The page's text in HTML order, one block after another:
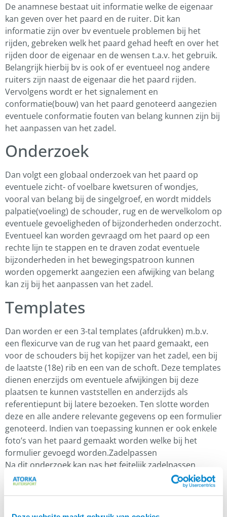
De anamnese bestaat uit informatie welke de eigenaar
kan geven over het paard en de ruiter. Dit kan
informatie zijn over bv eventuele problemen bij het
rijden, gebreken welk het paard gehad heeft en over het
rijden door de eigenaar en de wensen t.a.v. het gebruik.
Belangrijk hierbij bv is ook of er eventueel nog andere
ruiters zijn naast de eigenaar die het paard rijden.
Vervolgens wordt er het signalement en
conformatie(bouw) van het paard genoteerd aangezien
eventuele conformatie fouten van belang kunnen zijn bij
het aanpassen van het zadel.
Onderzoek
Dan volgt een globaal onderzoek van het paard op
eventuele zicht- of voelbare kwetsuren of wondjes,
vooral van belang bij de singelgroef, en wordt middels
palpatie(voeling) de schouder, rug en de wervelkolom op
eventuele gevoeligheden of bijzonderheden onderzocht.
Eventueel kan worden gevraagd om het paard op een
rechte lijn te stappen en te draven zodat eventuele
bijzonderheden in het bewegingspatroon kunnen
worden opgemerkt aangezien een afwijking van belang
kan zij bij het aanpassen van het zadel.
Templates
Dan worden er een 3-tal templates (afdrukken) m.b.v.
een flexicurve van de rug van het paard gemaakt, een
voor de schouders bij het kopijzer van het zadel, een bij
de laatste (18e) rib en een van de schoft. Deze templates
dienen enerzijds om eventuele afwijkingen bij deze
plaatsen te kunnen vaststellen en anderzijds als
referentiepunt bij latere bezoeken. Ten slotte worden
deze en alle andere relevante gegevens op een formulier
genoteerd. Indien van toepassing kunnen er ook enkele
foto’s van het paard gemaakt worden welke bij het
formulier gevoegd worden.Zadelpassen
Na dit onderzoek kan pas het feitelijk zadelpassen
verricht worden waarbij rekening wordt gehouden met
de resultaten uit het onderzoek en de wensen van de